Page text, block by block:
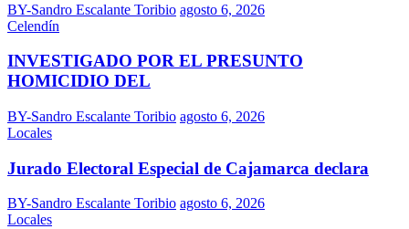
BY-Sandro Escalante Toribio agosto 6, 2026
Celendín
INVESTIGADO POR EL PRESUNTO
HOMICIDIO DEL
BY-Sandro Escalante Toribio agosto 6, 2026
Locales
Jurado Electoral Especial de Cajamarca declara
BY-Sandro Escalante Toribio agosto 6, 2026
Locales